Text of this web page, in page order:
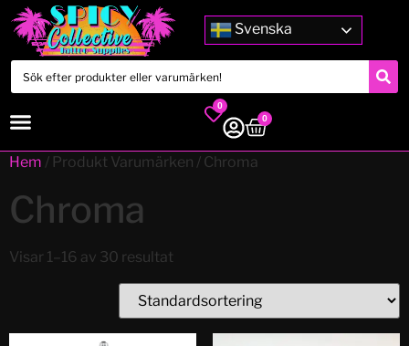
Svenska
0
0
Hem / Produkt Varumärken / Chroma
Chroma
Visar 1–16 av 30 resultat